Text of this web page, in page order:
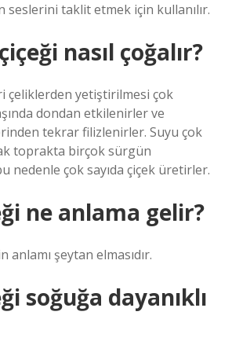
seslerini taklit etmek için kullanılır.
nasıl çoğalır?
çeliklerden yetiştirilmesi çok
dondan etkilenirler ve
tekrar filizlenirler. Suyu çok
toprakta birçok sürgün
nedenle çok sayıda çiçek üretirler.
ne anlama gelir?
anlamı şeytan elmasıdır.
soğuğa dayanıklı